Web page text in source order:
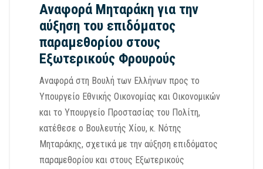
Αναφορά Μηταράκη για την
αύξηση του επιδόματος
παραμεθορίου στους
Εξωτερικούς Φρουρούς
Αναφορά στη Βουλή των Ελλήνων προς το
Υπουργείο Εθνικής Οικονομίας και Οικονομικών
και το Υπουργείο Προστασίας του Πολίτη,
κατέθεσε ο Βουλευτής Χίου, κ. Νότης
Μηταράκης, σχετικά με την αύξηση επιδόματος
παραμεθορίου και στους Εξωτερικούς